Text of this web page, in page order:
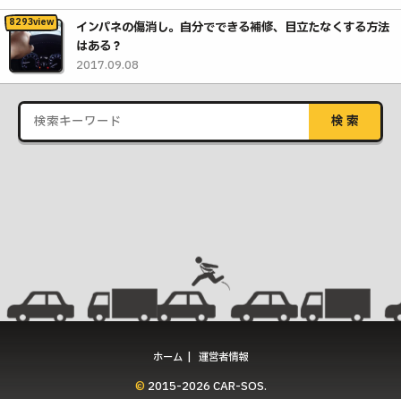
インパネの傷消し。自分でできる補修、目立たなくする方法
はある？
2017.09.08
ホーム 運営者情報
© 2015-2026 CAR-SOS.